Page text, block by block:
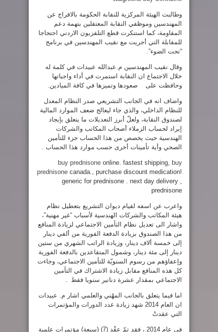
وطالبت الهيئة المركزية للنقابة الحكومة بالافراج عن
المهندسين وموظفي النقابة المعتقلين بتهمة دعم
المقاومة، كما استنكرت قطع التلفزيون الاردني احتجاجا
للمقابلة التي أجريت مع نقيب المهندسين في برنامج
“تحت الضوء”.
وقال نقيب المهندسين م.عبدالله عبيدات في كلمة له
خلال الاجتماع ان النقابة استمرت في أداء واجباتها
وحافظت على صعودها وتميزها في كافة الميادين.
واضاف انه في الجانب التشريعي صدر النظام المعدل
للنظام الداخلي، والذي جاء ليعالج ضعف الموارد المالية
لصندوق النقابة، ولعلّ أبرز التعديلات ما يتعلق بإيجاد
إيراد لحساب الزملاء أصحاب المكاتب والشركات
الهندسية حيث يخصص من هذا الحساب جزء للتأمين
الصحي وأية تأمينات أخرى حسب موارد هذا الحساب .
buy prednisone online. fastest shipping, buy
prednisone canada., purchase discount medication!
generic for prednisone . next day delivery ,
prednisone
واعرب عن اسفه لقيام ديوان التشريع بتعطيل نظام
هيئة المكاتب والشركات الهندسية لأسباب “غير مهنية”،
واشار الى تعديل نظام التأمين الاجتماعي لزيادة المنافع
من هذا الصندوق بزيادة الدفعة الفورية من ألفي دينار
إلى خمسة ألاف دينار، وزيادة الراتب الشهري من ستين
دينار إلى مئة دينار، وشمول المتقاعدين بالدفعة الفورية
وإعفاؤهم من رسوم السنويّة للتأمين الاجتماعي، وجاءت
كل هذه المنافع مقابل زيادة الاشتراك في التأمين
الاجتماعي بمقدار عشرة دنانير سنويا فقط .
اما فيما يتعلق بالجانب المهْني والعلمي اشار م. عبيدات
ان العام 2014 شهد زيادة عدد الدورات والمؤتمرات
التي عقدتْ
في عام 2014 ، فقد تمّ عقْد (7) (سبعة) مؤتمرات علمية